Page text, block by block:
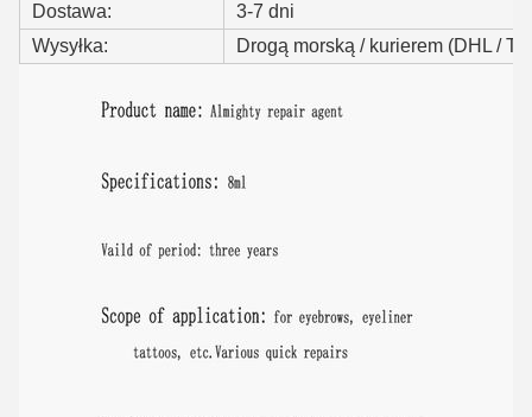
Dostawa:
3-7 dni
Wysyłka:
Drogą morską / kurierem (DHL /